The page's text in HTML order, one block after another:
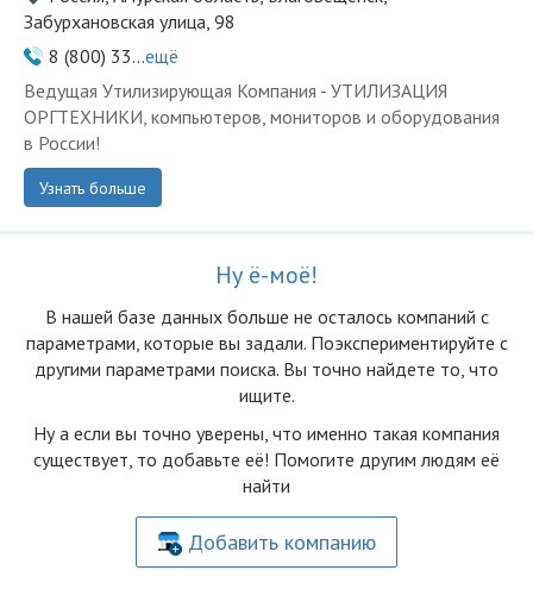
Забурхановская улица, 98
8 (800) 33...ещё
Ведущая Утилизирующая Компания - УТИЛИЗАЦИЯ
ОРГТЕХНИКИ, компьютеров, мониторов и оборудования
в России!
Узнать больше
Ну ё-моё!
В нашей базе данных больше не осталоcь компаний с
параметрами, которые вы задали. Поэкспериментируйте с
другими параметрами поиска. Вы точно найдете то, что
ищите.
Ну а если вы точно уверены, что именно такая компания
существует, то добавьте её! Помогите другим людям её
найти
Добавить компанию